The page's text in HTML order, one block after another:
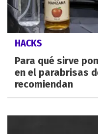
HACKS
Para qué sirve
en el parabrisas
recomiendan